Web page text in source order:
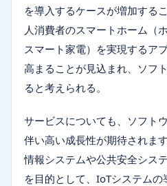
を導入するケースが増加する
人消費者のスマートホーム（
スマート家電）を実現するア
高まることが見込まれ、ソフ
ると考えられる。
サービスについても、ソフト
伴い高い成長性が期待されま
情報システムや公共安全シス
を目的として、IoTシステム